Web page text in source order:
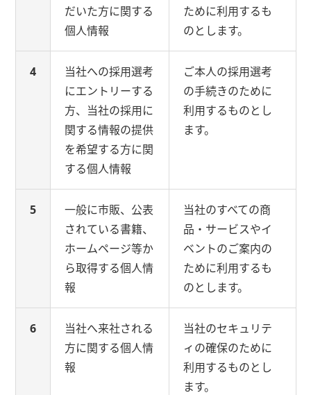
だいた方に関する
個人情報
ために利用するも
のとします。
4
当社への採用選考
にエントリーする
方、当社の採用に
関する情報の提供
を希望する方に関
する個人情報
ご本人の採用選考
の手続きのために
利用するものとし
ます。
5
一般に市販、公表
されている書籍、
ホームページ等か
ら取得する個人情
報
当社のすべての商
品・サービスやイ
ベントのご案内の
ために利用するも
のとします。
6
当社へ来社される
方に関する個人情
報
当社のセキュリテ
ィの確保のために
利用するものとし
ます。